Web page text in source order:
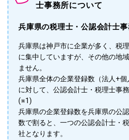
士事務所について
兵庫県の税理士・公認会計士
兵庫県は神戸市に企業が多く、税
に集中していますが、その他の地
ません。
兵庫県全体の企業登録数（法人+
に対して、公認会計士・税理士事
(※1)
兵庫県の企業登録数を兵庫県の公
数で割ると、一つの公認会計士・
社となります。